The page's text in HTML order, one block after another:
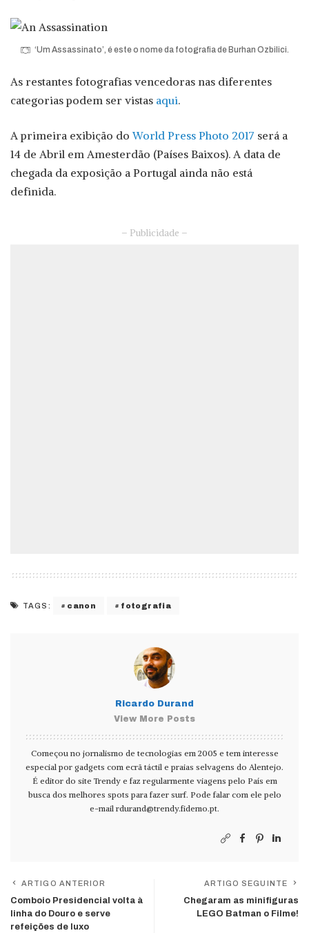
‘Um Assassinato’, é este o nome da fotografia de Burhan Ozbilici.
As restantes fotografias vencedoras nas diferentes
categorias podem ser vistas aqui.
A primeira exibição doWorld Press Photo 2017 será a
14 de Abril em Amesterdão (Países Baixos). A data de
chegada da exposição a Portugal ainda não está
definida.
– Publicidade –
TAGS: canon fotografia
Ricardo Durand
View More Posts
Começou no jornalismo de tecnologias em 2005 e tem interesse
especial por gadgets com ecrã táctil e praias selvagens do Alentejo.
É editor do site Trendy e faz regularmente viagens pelo País em
busca dos melhores spots para fazer surf. Pode falar com ele pelo
e-mail rdurand@trendy.fidemo.pt.
ARTIGO ANTERIOR
Comboio Presidencial volta à
linha do Douro e serve
refeições de luxo
ARTIGO SEGUINTE
Chegaram as minifiguras
LEGO Batman o Filme!